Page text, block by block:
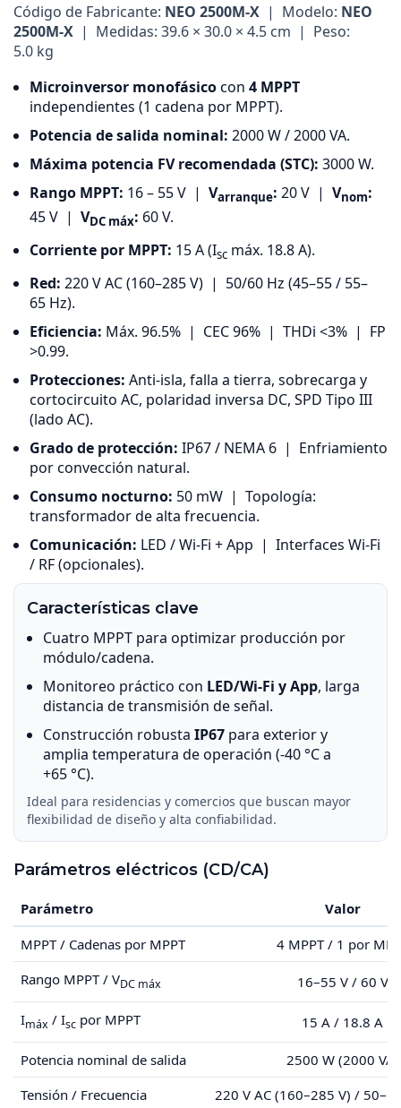
Código de Fabricante: NEO 2500M-X | Modelo: NEO
2500M-X | Medidas: 39.6 × 30.0 × 4.5 cm | Peso:
5.0 kg
Microinversor monofásicocon 4 MPPT
independientes (1 cadena por MPPT).
Potencia de salida nominal: 2000 W / 2000 VA.
Máxima potencia FV recomendada (STC): 3000 W.
Rango MPPT: 16 – 55 V | Varranque: 20 V | Vnom:
45 V | VDC máx: 60 V.
Corriente por MPPT: 15 A (Isc máx. 18.8 A).
Red: 220 V AC (160–285 V) | 50/60 Hz (45–55 / 55–
65 Hz).
Eficiencia: Máx. 96.5% | CEC 96% | THDi <3% | FP
>0.99.
Protecciones: Anti-isla, falla a tierra, sobrecarga y
cortocircuito AC, polaridad inversa DC, SPD Tipo III
(lado AC).
Grado de protección: IP67 / NEMA 6 | Enfriamiento
por convección natural.
Consumo nocturno: 50 mW | Topología:
transformador de alta frecuencia.
Comunicación: LED / Wi-Fi + App | Interfaces Wi-Fi
/ RF (opcionales).
Características clave
Cuatro MPPT para optimizar producción por
módulo/cadena.
Monitoreo práctico con LED/Wi-Fi y App, larga
distancia de transmisión de señal.
Construcción robusta IP67 para exterior y
amplia temperatura de operación (-40 °C a
+65 °C).
Ideal para residencias y comercios que buscan mayor
flexibilidad de diseño y alta confiabilidad.
Parámetros eléctricos (CD/CA)
Parámetro
Valor
MPPT / Cadenas por MPPT
4 MPPT / 1 por
Rango MPPT / VDC máx 16–55 V / 60 V
Imáx / Isc por MPPT 15 A / 18.8 A
Potencia nominal de salida
2500 W (2000 VA)
Tensión / Frecuencia
220 V AC (160–285 V) /